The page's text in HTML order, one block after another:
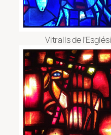
Vitralls de